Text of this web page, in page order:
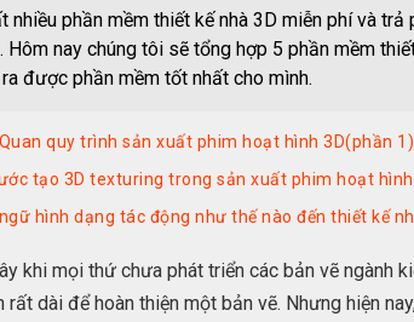
nhiều phần mềm thiết kế nhà 3D miễn phí và
Hôm nay chúng tôi sẽ tổng hợp 5 phần mềm
được phần mềm tốt nhất cho mình.
quy trình sản xuất phim hoạt hình 3D(phần 1)
tạo 3D texturing trong sản xuất phim hoạt hình
hình dạng tác động như thế nào đến thiết kế
khi mọi thứ chưa phát triển các bản vẽ ngành
rất dài để hoàn thiện một bản vẽ. Nhưng hiện